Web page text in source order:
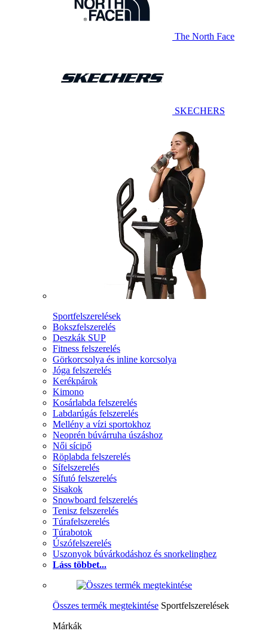
The North Face
SKECHERS
Sportfelszerelések
Bokszfelszerelés
Deszkák SUP
Fitness felszerelés
Görkorcsolya és inline korcsolya
Jóga felszerelés
Kerékpárok
Kimono
Kosárlabda felszerelés
Labdarúgás felszerelés
Mellény a vízi sportokhoz
Neoprén búvárruha úszáshoz
Női sícipő
Röplabda felszerelés
Sífelszerelés
Sífutó felszerelés
Sisakok
Snowboard felszerelés
Tenisz felszerelés
Túrafelszerelés
Túrabotok
Úszófelszerelés
Uszonyok búvárkodáshoz és snorkelinghez
Láss többet...
Összes termék megtekintése Sportfelszerelések
Márkák